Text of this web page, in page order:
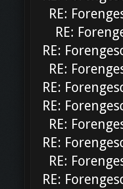
RE:
RE:
RE:
RE:
RE:
RE:
RE:
RE:
RE:
RE: